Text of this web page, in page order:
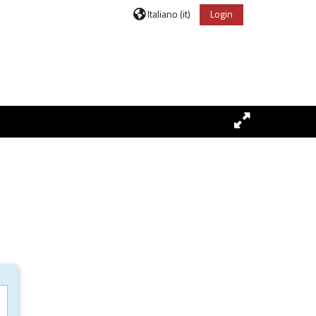
Italiano ‎(it)‎ Login